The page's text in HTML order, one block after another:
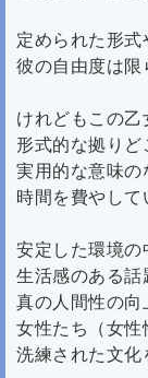
定められた形
彼の自由度は限
けれどもこの
形式的な拠りど
実用的な意味
時間を費やして
安定した環境の
生活感のある
真の人間性の向
女性たち（女性
洗練された文化